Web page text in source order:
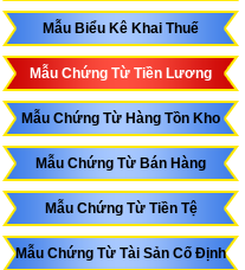
Mẫu Biểu Kê Khai Thuế
Mẫu Chứng Từ Tiền Lương
Mẫu Chứng Từ Hàng Tồn Kho
Mẫu Chứng Từ Bán Hàng
Mẫu Chứng Từ Tiền Tệ
Mẫu Chứng Từ Tài Sản Cố Định